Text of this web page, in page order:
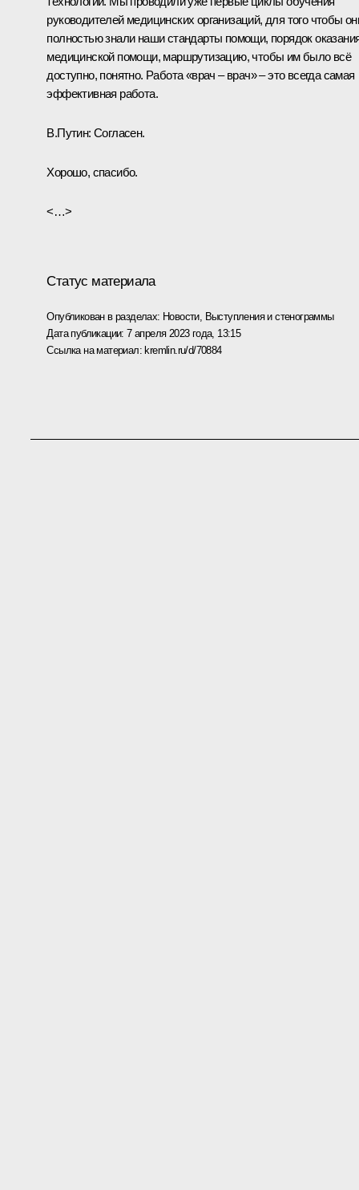
руководителей медицинских организаций, для того чтобы
полностью знали наши стандарты помощи, порядок
медицинской помощи, маршрутизацию, чтобы им было всё
доступно, понятно. Работа «врач – врач» – это всегда самая
эффективная работа.
В.Путин: Согласен.
Хорошо, спасибо.
<…>
Статус материала
Опубликован в разделах: Новости, Выступления и стенограммы
Дата публикации:7 апреля 2023 года, 13:15
Ссылка на материал: kremlin.ru/d/70884